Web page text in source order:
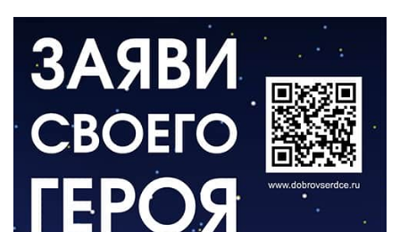
ВЛАСТЬ
«Второй старт» для ветеранов СВО
РАЗЪЯСНЯЕМ
Контракт с новой выплатой
05.08.2026